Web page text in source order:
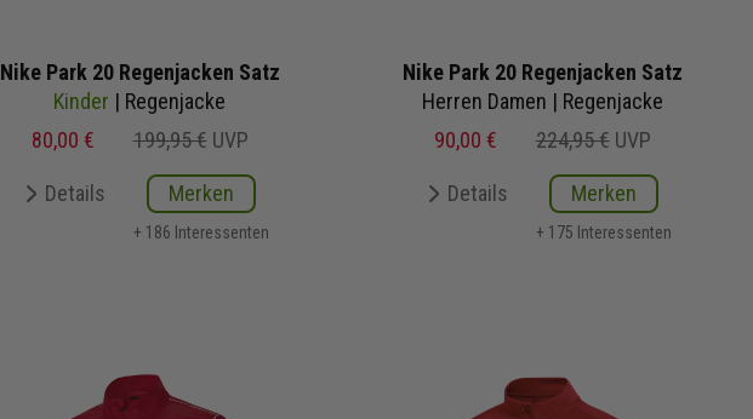
Nike Park 20 Regenjacken Satz
Kinder | Regenjacke
80,00 €
199,95 € UVP
Details Merken
+ 186 Interessenten
Nike Park 20 Regenjacken Satz
Herren Damen | Regenjacke
90,00 €
224,95 € UVP
Details Merken
+ 175 Interessenten